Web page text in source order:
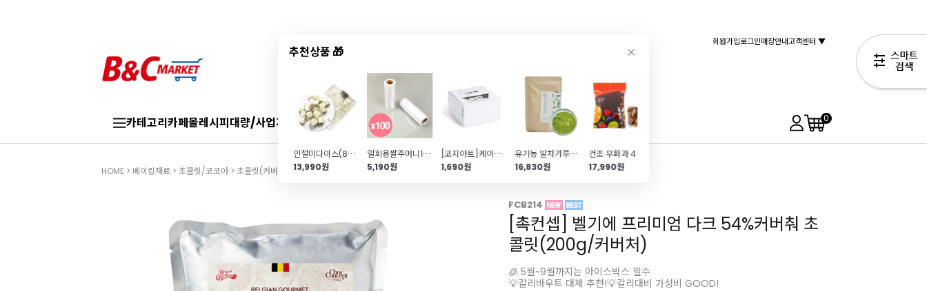
추천상품 🎁
인절미다이스(800g\/냉동\/빙수떡)
13,990원
일회용짤주머니12인치(100매)\/대용량
5,190원
[코지아트]케이크박스(무지1호\/받침포함)
1,690원
유기농 말차가루(말차100%\/하동\/100g)
16,830원
17,990원
회원가입로그인매장안내고객센터 ▼
카테고리카페몰레시피대량/사업자 브랜드샵신상품 TOP50 특가/혜택 0
HOME > 베이킹재료 > 초콜릿/코코아> 초콜릿(커버처)
FCB214
[촉컨셉] 벨기에 프리미엄 다크 54%커버춰 초
콜릿(200g/커버처)
🧊 5월~9월까지는 아이스박스 필수
💡칼리바우트 대체 추천!💡칼리대비 가성비 GOOD!